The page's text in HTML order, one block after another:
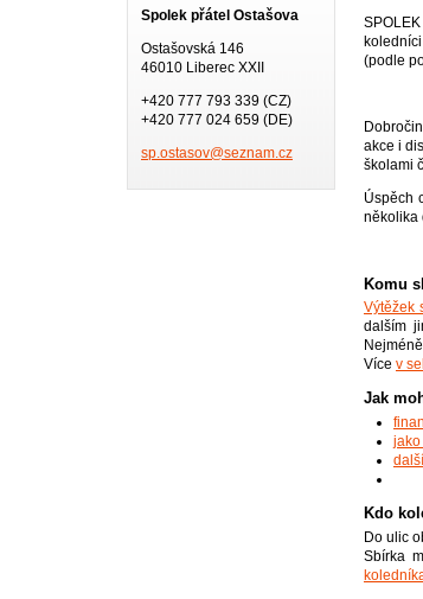
(podle
akce i
školami
Úspěch
několika
Komu
Výtěžek
dalším
Více v
Jak
Kdo
Do ulic
Sbírka
Spolek přátel Ostašova
Ostašovská 146
46010 Liberec XXII
+420 777 793 339 (CZ)
+420 777 024 659 (DE)
sp.ostasov@seznam.cz